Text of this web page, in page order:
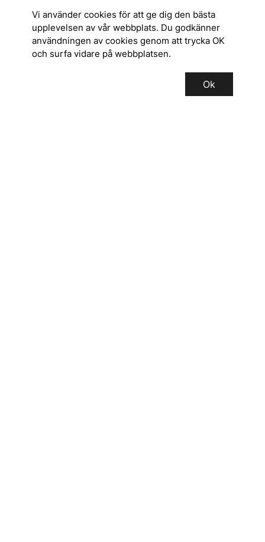
Vi använder cookies för att ge dig den bästa
upplevelsen av vår webbplats. Du godkänner
användningen av cookies genom att trycka OK
och surfa vidare på webbplatsen.
Ok